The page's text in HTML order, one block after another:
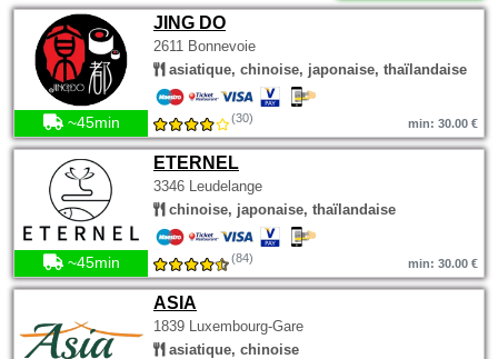
JING DO
2611 Bonnevoie
asiatique, chinoise, japonaise, thaïlandaise
~45min (30) min: 30.00 €
ETERNEL
3346 Leudelange
chinoise, japonaise, thaïlandaise
~45min (84) min: 30.00 €
ASIA
1839 Luxembourg-Gare
asiatique, chinoise